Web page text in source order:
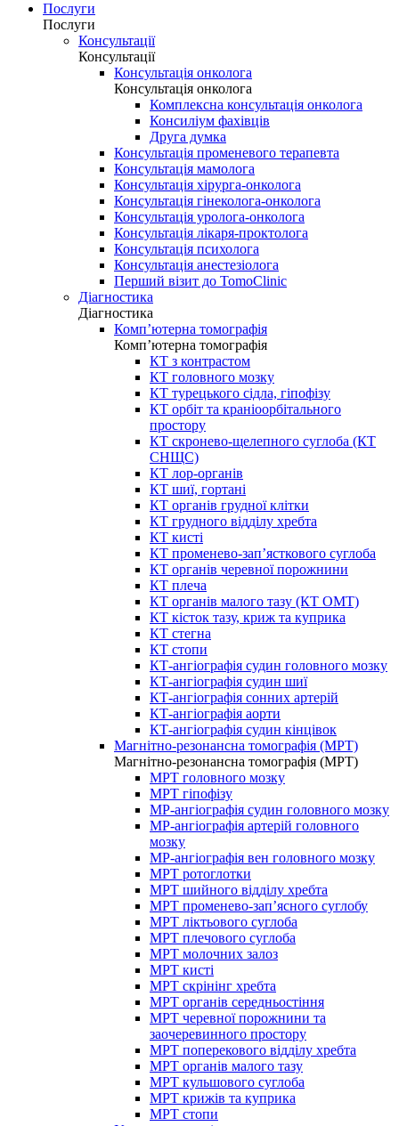
Послуги
Послуги
Консультації
Консультації
Консультація онколога
Консультація онколога
Комплексна консультація онколога
Консиліум фахівців
Друга думка
Консультація променевого терапевта
Консультація мамолога
Консультація хірурга-онколога
Консультація гінеколога-онколога
Консультація уролога-онколога
Консультація лікаря-проктолога
Консультація психолога
Консультація анестезіолога
Перший візит до TomoClinic
Діагностика
Діагностика
Комп’ютерна томографія
Комп’ютерна томографія
КТ з контрастом
КТ головного мозку
КТ турецького сідла, гіпофізу
КТ орбіт та краніоорбітального
простору
КТ скронево-щелепного суглоба (КТ
СНЩС)
КТ лор-органів
КТ шиї, гортані
КТ органів грудної клітки
КТ грудного відділу хребта
КТ кисті
КТ променево-зап’ясткового суглоба
КТ органів черевної порожнини
КТ плеча
КТ органів малого тазу (КТ ОМТ)
КТ кісток тазу, криж та куприка
КТ стегна
КТ стопи
КТ-ангіографія судин головного мозку
КТ-ангіографія судин шиї
КТ-ангіографія сонних артерій
КТ-ангіографія аорти
КТ-ангіографія судин кінцівок
Магнітно-резонансна томографія (МРТ)
Магнітно-резонансна томографія (МРТ)
МРТ головного мозку
МРТ гіпофізу
МР-ангіографія судин головного мозку
МР-ангіографія артерій головного
мозку
МР-ангіографія вен головного мозку
МРТ ротоглотки
МРТ шийного відділу хребта
МРТ променево-зап’ясного суглобу
МРТ ліктьового суглоба
МРТ плечового суглоба
МРТ молочних залоз
МРТ кисті
МРТ скрінінг хребта
МРТ органів середньостіння
МРТ черевної порожнини та
заочеревинного простору
МРТ поперекового відділу хребта
МРТ органів малого тазу
МРТ кульшового суглоба
МРТ крижів та куприка
МРТ стопи